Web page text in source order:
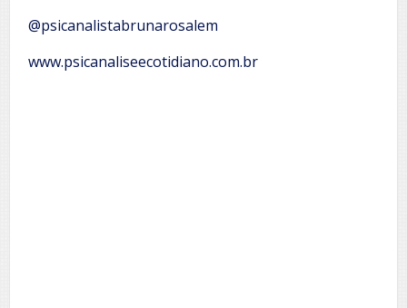
@psicanalistabrunarosalem
www.psicanaliseecotidiano.com.br